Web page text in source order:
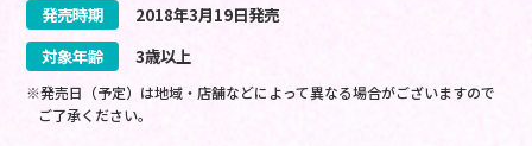
発売時期
2018年3月19日発売
対象年齢
3歳以上
※発売日（予定）は地域・店舗などによって異なる場合がございますので
ご了承ください。